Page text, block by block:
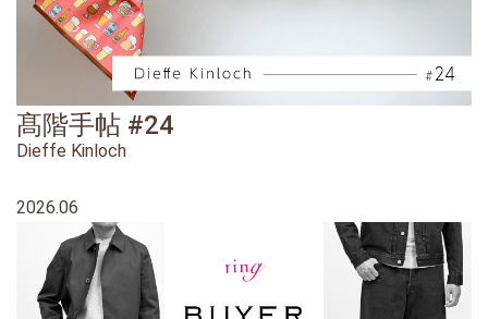
髙階手帖 #24
Dieffe Kinloch
2026.06